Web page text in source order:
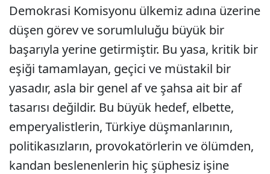
Demokrasi Komisyonu ülkemiz adına üzerine
düşen görev ve sorumluluğu büyük bir
başarıyla yerine getirmiştir. Bu yasa, kritik bir
eşiği tamamlayan, geçici ve müstakil bir
yasadır, asla bir genel af ve şahsa ait bir af
tasarısı değildir. Bu büyük hedef, elbette,
emperyalistlerin, Türkiye düşmanlarının,
politikasızların, provokatörlerin ve ölümden,
kandan beslenenlerin hiç şüphesiz işine